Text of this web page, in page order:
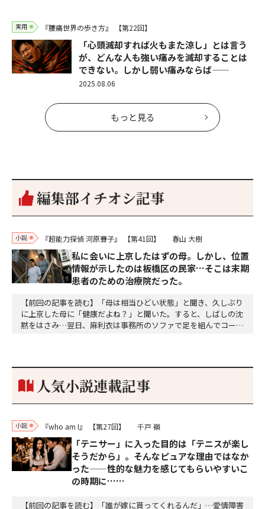
実用 『腰痛世界の歩き方』 【第22回】
「心頭滅却すれば火もまた涼し」とは言う
が、どんな人も強い痛みを滅却することは
できない。しかし弱い痛みならば――
2025.08.06
もっと見る
編集部イチオシ記事
小説 『超能力探偵 河原賽子』 【第41回】 春山 大樹
私に会いに上京したはずの母。しかし、位置
情報が示したのは板橋区の民家…そこは末期
患者のための治療院だった。
【前回の記事を読む】「母は相当ひどい状態」と聞き、久しぶり
に上京した母に「健康だよね？」と聞いた。すると、しばしの沈
黙をはさみ…翌日、麻利衣は事務所のソファで足を組んでコーヒ
個のサイコロが握られていた。「やはり私はあなたの超…
人気小説連載記事
小説 『who am I』 【第27回】 千戸 嶺
「テニサー」に入った目的は「テニスが楽し
そうだから」。そんなピュアな理由ではなか
った——性的な魅力を感じてもらいやすいこ
の時期に……
【前回の記事を読む】「誰が嫁に貰ってくれるんだ」…愛情障害